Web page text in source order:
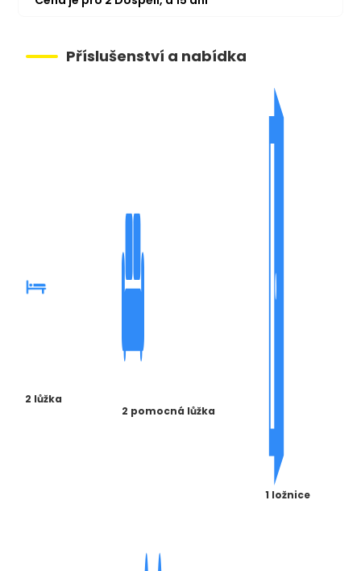
Příslušenství a nabídka
2 lůžka
2 pomocná lůžka
1 ložnice